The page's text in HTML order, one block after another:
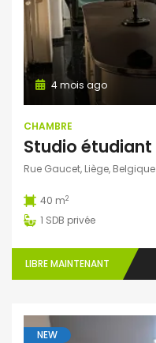
4 mois ago
CHAMBRE
Rue Gaucet, Liège, Belgique
40 m2
1 SDB privée
LIBRE MAINTENANT
NEW